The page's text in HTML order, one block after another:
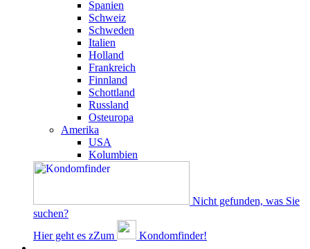
Spanien
Schweiz
Schweden
Italien
Holland
Frankreich
Finnland
Schottland
Russland
Osteuropa
Amerika
USA
Kolumbien
Nicht gefunden, was Sie
suchen?
Hier geht es zZum
Kondomfinder!